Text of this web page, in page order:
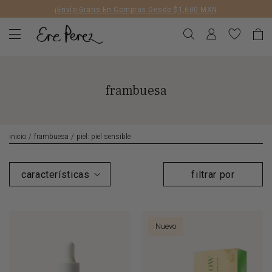
Liquid error (layout/theme line 172): Could not find asset
snippets/geolizr-api.liquid
¡Envío Gratis En Compras Desde $1,600 MXN
frambuesa
inicio / frambuesa / piel: piel sensible
filtrar por
Nuevo